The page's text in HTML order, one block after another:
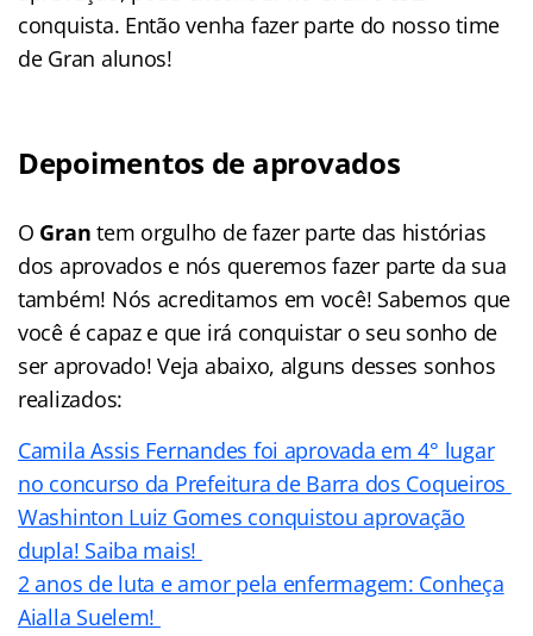
conquista. Então venha fazer parte do nosso time
de Gran alunos!
Depoimentos de aprovados
O Gran tem orgulho de fazer parte das histórias
dos aprovados e nós queremos fazer parte da sua
também! Nós acreditamos em você! Sabemos que
você é capaz e que irá conquistar o seu sonho de
ser aprovado! Veja abaixo, alguns desses sonhos
realizados:
Camila Assis Fernandes foi aprovada em 4° lugar
no concurso da Prefeitura de Barra dos Coqueiros
Washinton Luiz Gomes conquistou aprovação
dupla! Saiba mais!
2 anos de luta e amor pela enfermagem: Conheça
Aialla Suelem!